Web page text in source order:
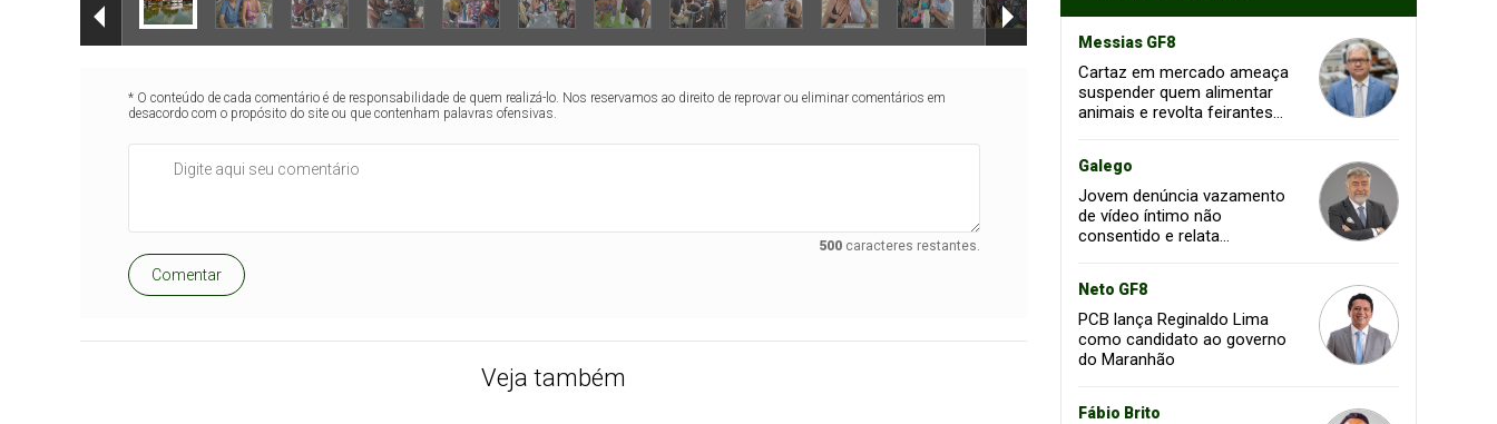
* O conteúdo de cada comentário é de responsabilidade de quem realizá-lo. Nos reservamos ao direito de reprovar ou eliminar comentários em
desacordo com o propósito do site ou que contenham palavras ofensivas.
500caracteres restantes.
Comentar
Veja também
Messias GF8
Cartaz em mercado ameaça
suspender quem alimentar
animais e revolta feirantes
Galego
Jovem denúncia vazamento
de vídeo íntimo não
consentido e relata
Neto GF8
PCB lança Reginaldo Lima
como candidato ao governo
do Maranhão
Fábio Brito